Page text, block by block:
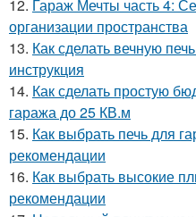
12. Гараж Мечты часть 4:
организации пространства
13. Как сделать вечную
инструкция
14. Как сделать простую
гаража до 25 КВ.м
15. Как выбрать печь для
рекомендации
16. Как выбрать высокие
рекомендации